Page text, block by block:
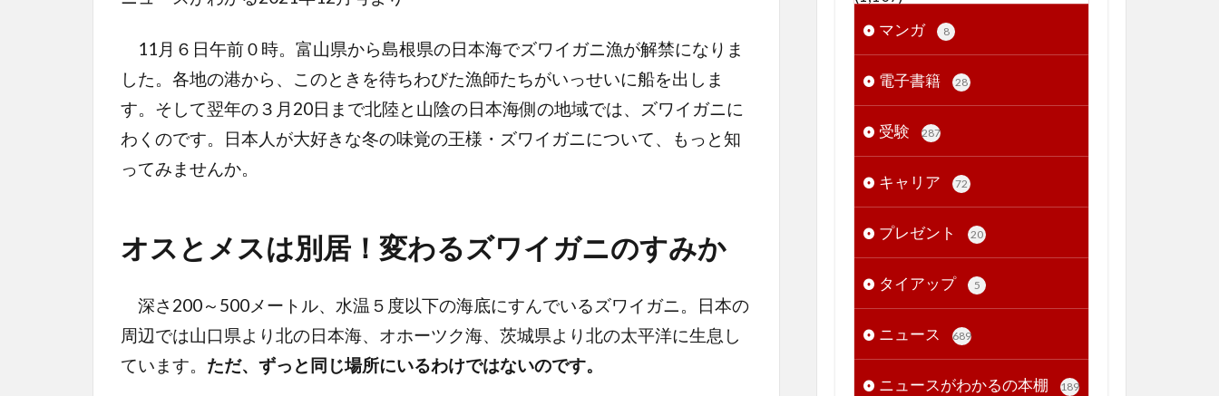
11月６日午前０時。富山県から島根県の日本海でズワイガニ漁が解禁になりま
した。各地の港から、このときを待ちわびた漁師たちがいっせいに船を出しま
す。そして翌年の３月20日まで北陸と山陰の日本海側の地域では、ズワイガニに
わくのです。日本人が大好きな冬の味覚の王様・ズワイガニについて、もっと知
ってみませんか。
オスとメスは別居！変わるズワイガニのすみか
深さ200～500メートル、水温５度以下の海底にすんでいるズワイガニ。日本の
周辺では山口県より北の日本海、オホーツク海、茨城県より北の太平洋に生息し
ています。 ただ、ずっと同じ場所にいるわけではないのです。
マンガ
8
電子書籍 28
受験 287
キャリア 72
プレゼント 20
タイアップ 5
ニュース 689
ニュースがわかるの本棚 189